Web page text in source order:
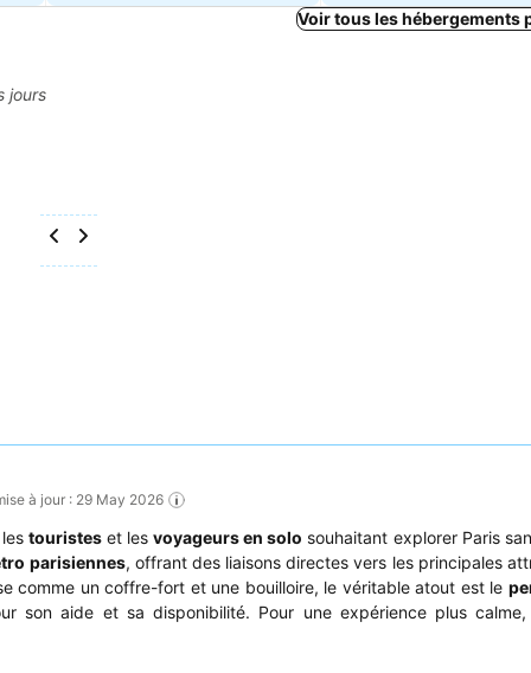
Voir tous les hébergements
jours
à jour : 29 May 2026
touristeset les voyageurs en solo souhaitant explorer Paris
parisiennes, offrant des liaisons directes vers les principales
comme un coffre-fort et une bouilloire, le véritable atout est le
son aide et sa disponibilité. Pour une expérience plus